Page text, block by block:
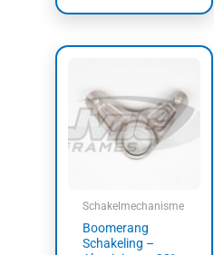
Schakelmechanisme
Boomerang
Schakeling –
Prijsklasse:
€48,75
heeft
meerdere
variaties.
Deze